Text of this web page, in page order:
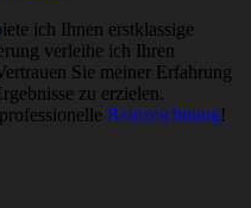
ich Ihnen erstklassige
verleihe ich Ihren
Sie meiner Erfahrung
zu erzielen.
Reinzeichnung!